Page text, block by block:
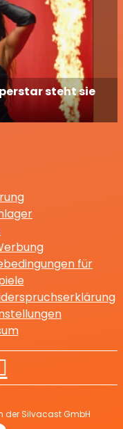
steht sie
für
der Silvacast GmbH